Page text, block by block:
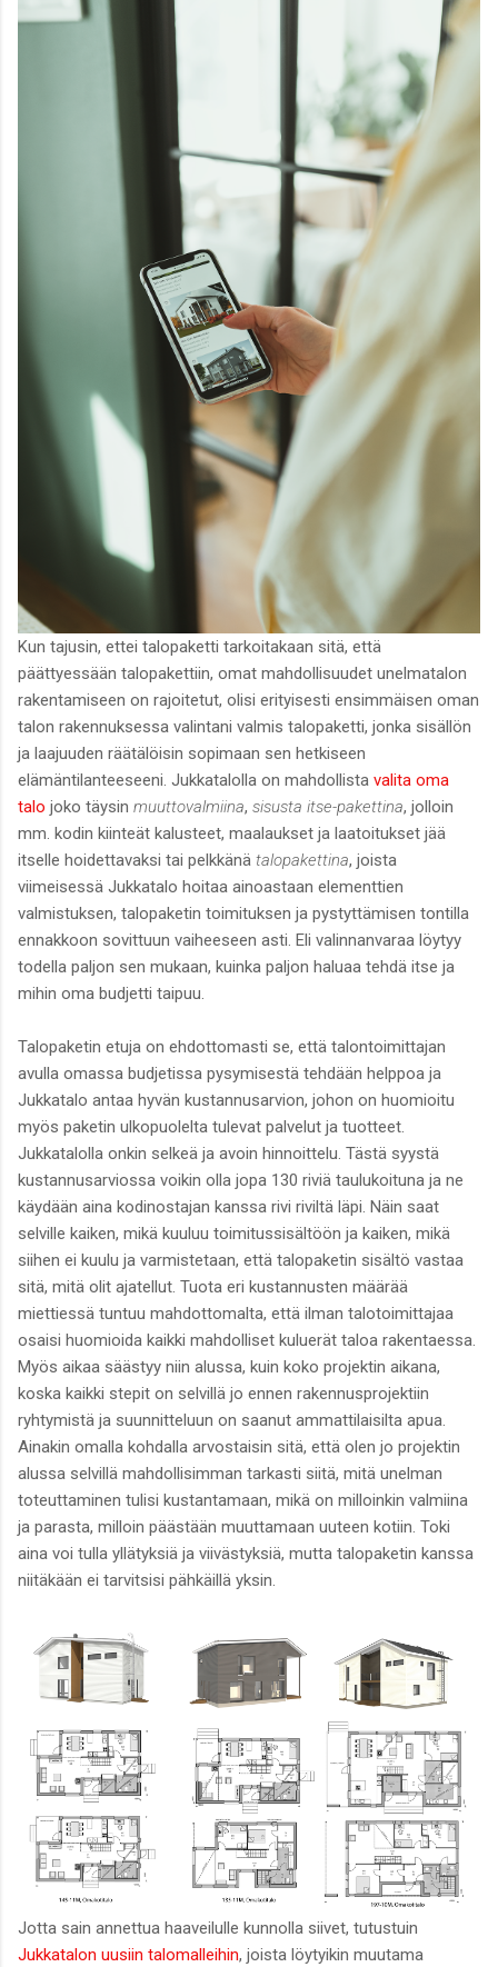
Kun tajusin, ettei talopaketti tarkoitakaan sitä, että
päättyessään talopakettiin, omat mahdollisuudet unelmatalon
rakentamiseen on rajoitetut, olisi erityisesti ensimmäisen oman
talon rakennuksessa valintani valmis talopaketti, jonka sisällön
ja laajuuden räätälöisin sopimaan sen hetkiseen
elämäntilanteeseeni. Jukkatalolla on mahdollista valita oma
talo joko täysin muuttovalmiina, sisusta itse-pakettina, jolloin
mm. kodin kiinteät kalusteet, maalaukset ja laatoitukset jää
itselle hoidettavaksi tai pelkkänä talopakettina, joista
viimeisessä Jukkatalo hoitaa ainoastaan elementtien
valmistuksen, talopaketin toimituksen ja pystyttämisen tontilla
ennakkoon sovittuun vaiheeseen asti. Eli valinnanvaraa löytyy
todella paljon sen mukaan, kuinka paljon haluaa tehdä itse ja
mihin oma budjetti taipuu.
Talopaketin etuja on ehdottomasti se, että talontoimittajan
avulla omassa budjetissa pysymisestä tehdään helppoa ja
Jukkatalo antaa hyvän kustannusarvion, johon on huomioitu
myös paketin ulkopuolelta tulevat palvelut ja tuotteet.
Jukkatalolla onkin selkeä ja avoin hinnoittelu. Tästä syystä
kustannusarviossa voikin olla jopa 130 riviä taulukoituna ja ne
käydään aina kodinostajan kanssa rivi riviltä läpi. Näin saat
selville kaiken, mikä kuuluu toimitussisältöön ja kaiken, mikä
siihen ei kuulu ja varmistetaan, että talopaketin sisältö vastaa
sitä, mitä olit ajatellut. Tuota eri kustannusten määrää
miettiessä tuntuu mahdottomalta, että ilman talotoimittajaa
osaisi huomioida kaikki mahdolliset kuluerät taloa rakentaessa.
Myös aikaa säästyy niin alussa, kuin koko projektin aikana,
koska kaikki stepit on selvillä jo ennen rakennusprojektiin
ryhtymistä ja suunnitteluun on saanut ammattilaisilta apua.
Ainakin omalla kohdalla arvostaisin sitä, että olen jo projektin
alussa selvillä mahdollisimman tarkasti siitä, mitä unelman
toteuttaminen tulisi kustantamaan, mikä on milloinkin valmiina
ja parasta, milloin päästään muuttamaan uuteen kotiin. Toki
aina voi tulla yllätyksiä ja viivästyksiä, mutta talopaketin kanssa
niitäkään ei tarvitsisi pähkäillä yksin.
Jotta sain annettua haaveilulle kunnolla siivet, tutustuin
Jukkatalon uusiin talomalleihin, joista löytyikin muutama